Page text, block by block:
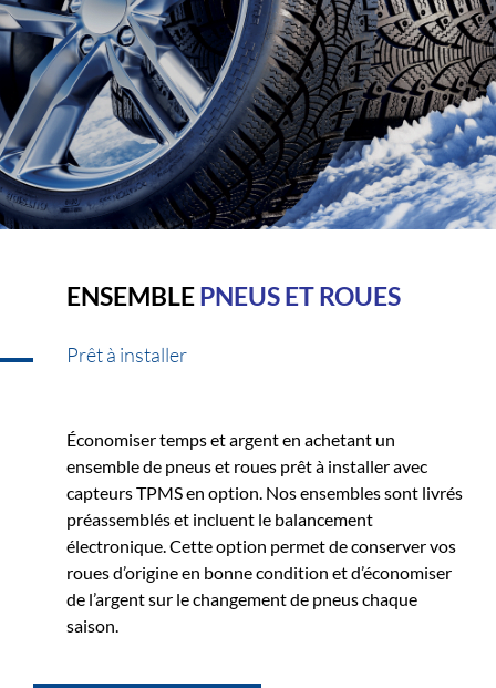
ENSEMBLEPNEUS ET ROUES
Prêt à installer
Économiser temps et argent en achetant un
ensemble de pneus et roues prêt à installer avec
capteurs TPMS en option. Nos ensembles sont livrés
préassemblés et incluent le balancement
électronique. Cette option permet de conserver vos
roues d’origine en bonne condition et d’économiser
de l’argent sur le changement de pneus chaque
saison.